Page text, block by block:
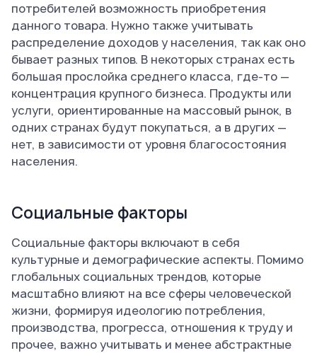
потребителей возможность приобретения
данного товара. Нужно также учитывать
распределение доходов у населения, так как оно
бывает разных типов. В некоторых странах есть
большая прослойка среднего класса, где-то —
концентрация крупного бизнеса. Продукты или
услуги, ориентированные на массовый рынок, в
одних странах будут покупаться, а в других —
нет, в зависимости от уровня благосостояния
населения.
Социальные факторы
Социальные факторы включают в себя
культурные и демографические аспекты. Помимо
глобальных социальных трендов, которые
масштабно влияют на все сферы человеческой
жизни, формируя идеологию потребления,
производства, прогресса, отношения к труду и
прочее, важно учитывать и менее абстрактные